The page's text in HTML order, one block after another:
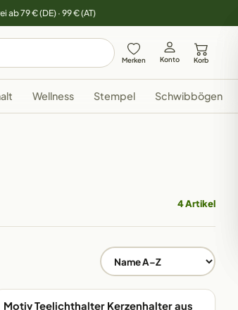
ab 79 € (DE) · 99 € (AT)
Merken Konto Korb
Wellness Stempel Schwibbögen
4 Artikel
EIGENE FERTIGUNG
Motiv Teelichthalter Kerzenhalter aus